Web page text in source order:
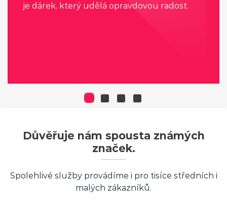
je dárek, který udělá opravdovou radost.
Důvěřuje nám spousta známých
značek.
Spolehlivé služby provádíme i pro tisíce středních i
malých zákazníků.